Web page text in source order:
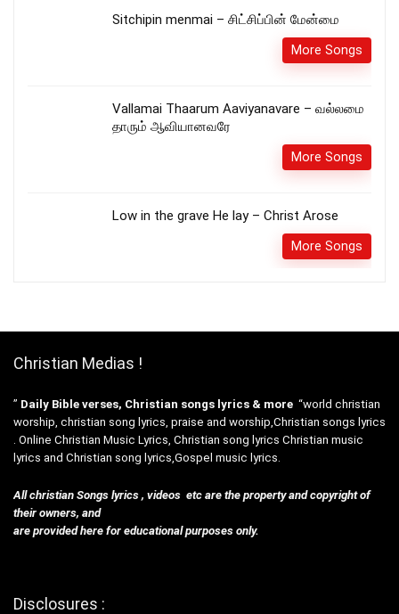
Sitchipin menmai – சிட்சிப்பின் மேன்மை
More Songs
Vallamai Thaarum Aaviyanavare – வல்லமை
தாரும் ஆவியானவரே
More Songs
Low in the grave He lay – Christ Arose
More Songs
Christian Medias !
” Daily Bible verses, Christian songs lyrics & more “world christian
worship, christian song lyrics, praise and worship,Christian songs lyrics
. Online Christian Music Lyrics, Christian song lyrics Christian music
lyrics and Christian song lyrics,Gospel music lyrics.
All christian Songs lyrics , videos etc are the property and copyright of
their owners, and
are provided here for educational purposes only.
Disclosures :